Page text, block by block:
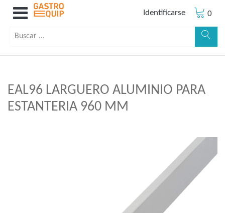
Identificarse 0
EAL96 LARGUERO ALUMINIO PARA
ESTANTERIA 960 MM